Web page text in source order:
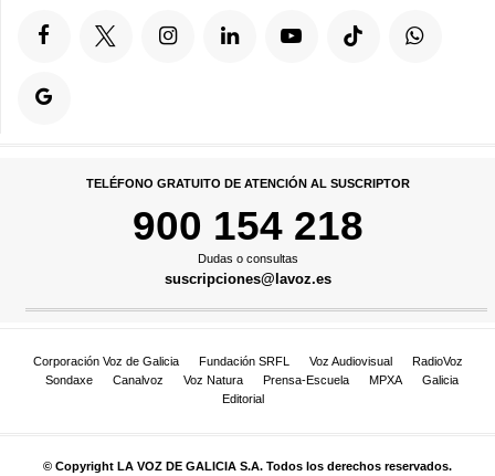
TELÉFONO GRATUITO DE ATENCIÓN AL SUSCRIPTOR
900 154 218
Dudas o consultas
suscripciones@lavoz.es
Corporación Voz de Galicia Fundación SRFL Voz Audiovisual
RadioVoz
Sondaxe
Canalvoz Voz Natura Prensa-Escuela MPXA
Galicia
Editorial
© Copyright LA VOZ DE GALICIA S.A. Todos los derechos reservados.